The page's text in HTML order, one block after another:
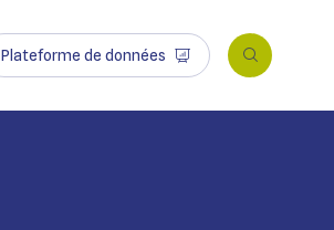
Plateforme de données